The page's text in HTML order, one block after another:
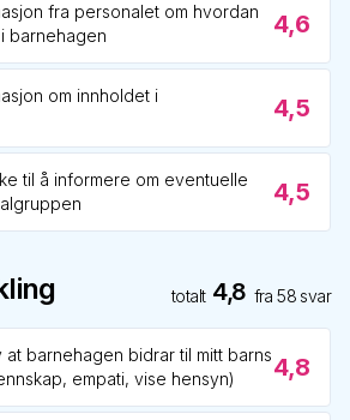
fra personalet om hvordan
barnehagen
4,6
om innholdet i
4,5
til å informere om eventuelle
4,5
totalt 4,8 fra58 svar
at barnehagen bidrar til mitt barns
empati, vise hensyn)
4,8